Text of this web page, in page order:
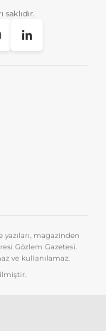
magazinden
Gözlem Gazetesi.
ve kullanılamaz.